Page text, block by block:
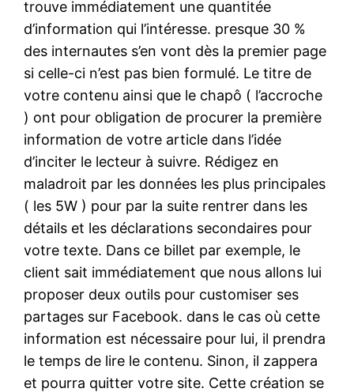
trouve immédiatement une quantitée
d’information qui l’intéresse. presque 30 %
des internautes s’en vont dès la premier page
si celle-ci n’est pas bien formulé. Le titre de
votre contenu ainsi que le chapô ( l’accroche
) ont pour obligation de procurer la première
information de votre article dans l’idée
d’inciter le lecteur à suivre. Rédigez en
maladroit par les données les plus principales
( les 5W ) pour par la suite rentrer dans les
détails et les déclarations secondaires pour
votre texte. Dans ce billet par exemple, le
client sait immédiatement que nous allons lui
proposer deux outils pour customiser ses
partages sur Facebook. dans le cas où cette
information est nécessaire pour lui, il prendra
le temps de lire le contenu. Sinon, il zappera
et pourra quitter votre site. Cette création se